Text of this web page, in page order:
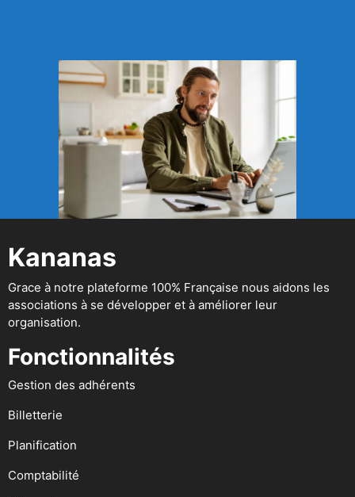
Kananas
Grace à notre plateforme 100% Française nous aidons les
associations à se développer et à améliorer leur
organisation.
Fonctionnalités
Gestion des adhérents
Billetterie
Planification
Comptabilité